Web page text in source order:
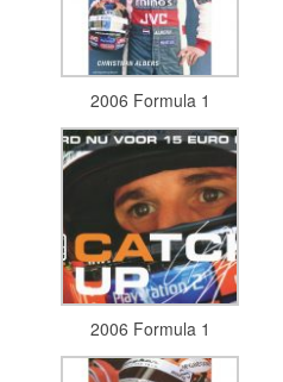
2006 Formula 1
2006 Formula 1